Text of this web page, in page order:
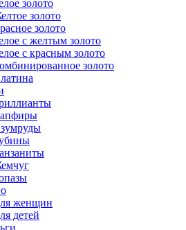
золото
золото
золото
с желтым золото
с красным золото
золото
женщин
детей